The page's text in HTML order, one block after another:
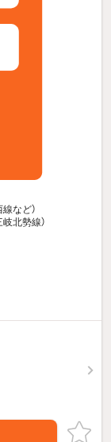
線など）
岐北勢線）